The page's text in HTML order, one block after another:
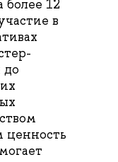
12
в
до
ценность